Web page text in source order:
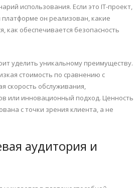
использования. Если это IT-проект,
он реализован, какие
как обеспечивается безопасность
уделить уникальному преимуществу.
стоимость по сравнению с
скорость обслуживания,
или инновационный подход. Ценность
с точки зрения клиента, а не
аудитория и